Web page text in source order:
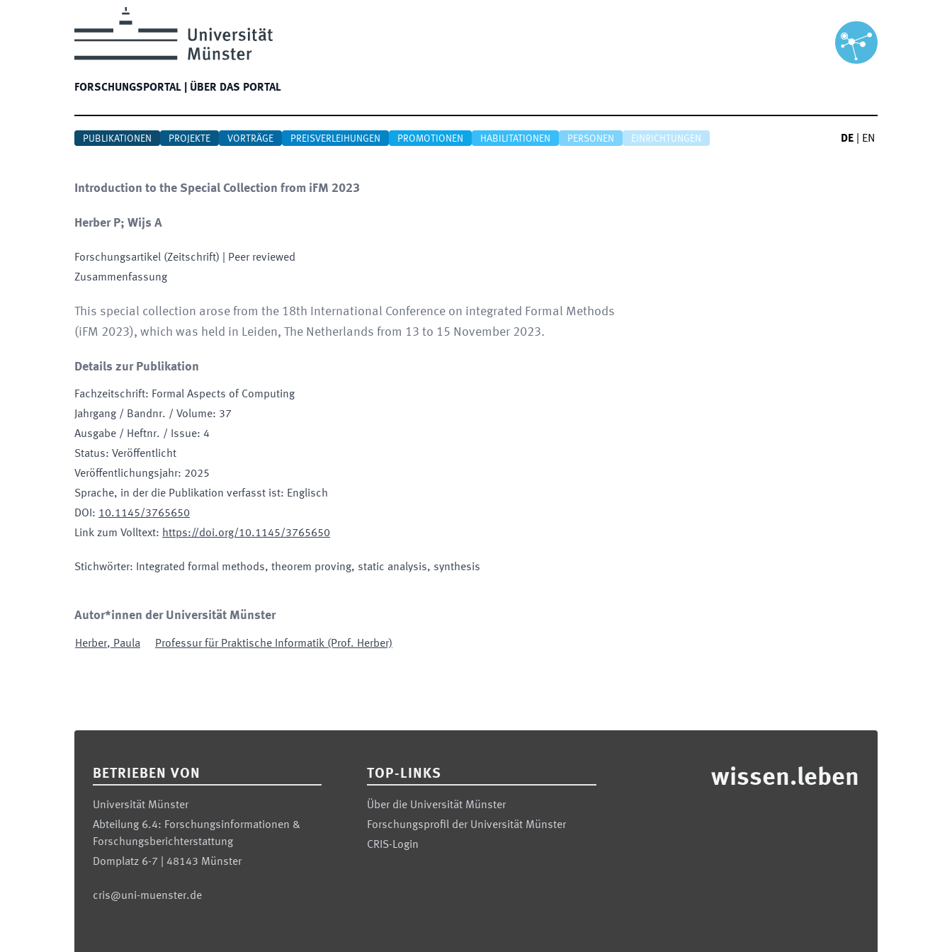
FORSCHUNGSPORTAL ÜBER DAS PORTAL
PUBLIKATIONEN PROJEKTE VORTRÄGE PREISVERLEIHUNGEN PROMOTIONEN HABILITATIONEN PERSONEN EINRICHTUNGEN DE EN
Introduction to the Special Collection from iFM 2023
Herber P; Wijs A
Forschungsartikel (Zeitschrift) | Peer reviewed
Zusammenfassung
This special collection arose from the 18th International Conference on integrated Formal Methods
(iFM 2023), which was held in Leiden, The Netherlands from 13 to 15 November 2023.
Details zur Publikation
Fachzeitschrift: Formal Aspects of Computing
Jahrgang / Bandnr. / Volume: 37
Ausgabe / Heftnr. / Issue: 4
Status: Veröffentlicht
Veröffentlichungsjahr: 2025
Sprache, in der die Publikation verfasst ist: Englisch
DOI : 10.1145/3765650
Link zum Volltext: https://doi.org/10.1145/3765650
Stichwörter: Integrated formal methods, theorem proving, static analysis, synthesis
Autor*innen der Universität Münster
Herber, Paula Professur für Praktische Informatik (Prof. Herber)
BETRIEBEN VON
Universität Münster
Abteilung 6.4: Forschungsinformationen &
Forschungsberichterstattung
Domplatz 6-7 | 48143 Münster
cris@uni-muenster.de
TOP-LINKS
Über die Universität Münster
Forschungsprofil der Universität Münster
CRIS-Login
wissen.leben